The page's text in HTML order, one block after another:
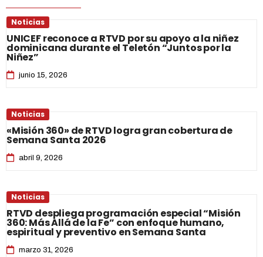
Noticias
UNICEF reconoce a RTVD por su apoyo a la niñez
dominicana durante el Teletón “Juntos por la
Niñez”
junio 15, 2026
Noticias
«Misión 360» de RTVD logra gran cobertura de
Semana Santa 2026
abril 9, 2026
Noticias
RTVD despliega programación especial “Misión
360: Más Allá de la Fe” con enfoque humano,
espiritual y preventivo en Semana Santa
marzo 31, 2026